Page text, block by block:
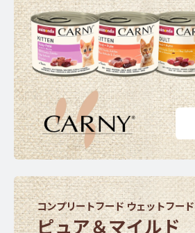
コンプリートフード ウェットフード
ピュア＆マイルド